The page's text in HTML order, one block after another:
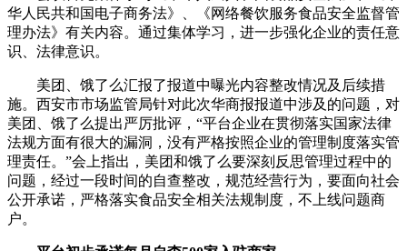
华人民共和国电子商务法》、《网络餐饮服务食品安全监督管
理办法》有关内容。通过集体学习，进一步强化企业的责任意
识、法律意识。
美团、饿了么汇报了报道中曝光内容整改情况及后续措
施。西安市市场监管局针对此次华商报报道中涉及的问题，对
美团、饿了么提出严厉批评，“平台企业在贯彻落实国家法律
法规方面有很大的漏洞，没有严格按照企业的管理制度落实管
理责任。”会上指出，美团和饿了么要深刻反思管理过程中的
问题，经过一段时间的自查整改，规范经营行为，要面向社会
公开承诺，严格落实食品安全相关法规制度，不上线问题商
户。